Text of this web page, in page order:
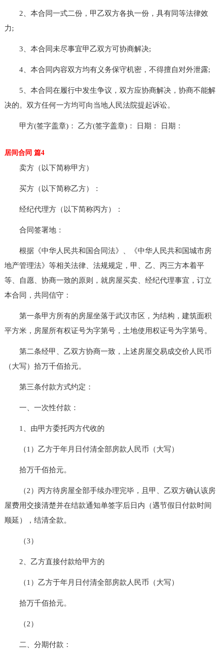
2、本合同一式二份，甲乙双方各执一份，具有同等法律效
力;
3、本合同未尽事宜甲乙双方可协商解决;
4、本合同内容双方均有义务保守机密，不得擅自对外泄露;
5、本合同在履行中发生争议，双方应协商解决，协商不能解
决的。双方任何一方均可向当地人民法院提起诉讼。
甲方(签字盖章)： 乙方(签字盖章)： 日期： 日期：
居间合同 篇4
卖方（以下简称甲方）
买方（以下简称乙方）：
经纪代理方（以下简称丙方）：
合同签署地：
根据《中华人民共和国合同法》、《中华人民共和国城市房
地产管理法》等相关法律、法规规定，甲、乙、丙三方本着平
等、自愿、协商一致的原则，就房屋买卖、经纪代理事宜，订立
本合同，共同信守：
第一条甲方所有的房屋坐落于武汉市区，为结构，建筑面积
平方米，房屋所有权证号为字第号，土地使用权证号为字第号。
第二条经甲、乙双方协商一致，上述房屋交易成交价人民币
（大写）拾万千佰拾元。
第三条付款方式约定：
一、一次性付款：
1、由甲方委托丙方代收的
（1）乙方于年月日付清全部房款人民币（大写）
拾万千佰拾元。
（2）丙方待房屋全部手续办理完毕，且甲、乙双方确认该房
屋费用交接清楚并在结款通知单签字后日内（遇节假日付款时间
顺延），结清全款。
（3）
2、乙方直接付款给甲方的
（1）乙方于年月日付清全部房款人民币（大写）
拾万千佰拾元。
（2）
二、分期付款：